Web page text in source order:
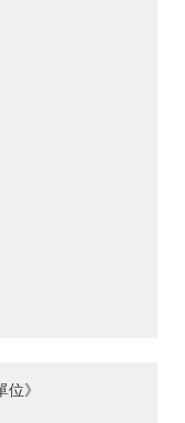
》